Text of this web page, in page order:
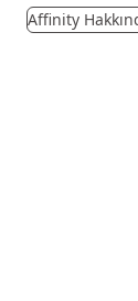
Affinity